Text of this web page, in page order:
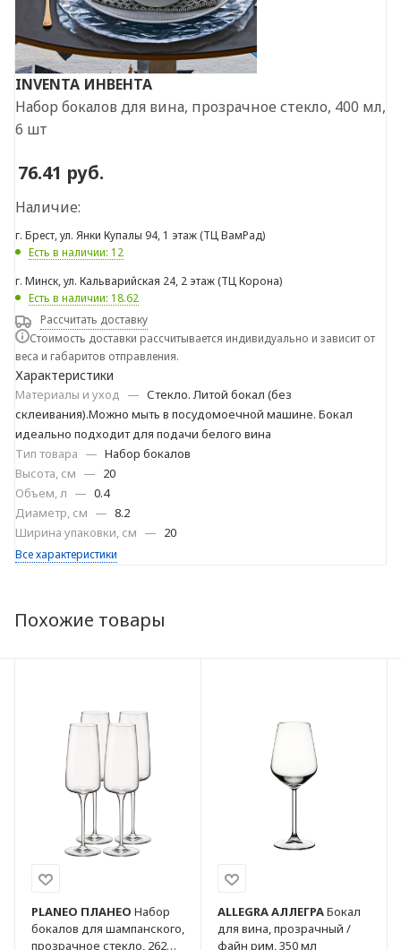
INVENTA ИНВЕНТА
Набор бокалов для вина, прозрачное стекло, 400 мл,
6 шт
76.41 руб.
Наличие:
г. Брест, ул. Янки Купалы 94, 1 этаж (ТЦ ВамРад)
Есть в наличии: 12
г. Минск, ул. Кальварийская 24, 2 этаж (ТЦ Корона)
Есть в наличии: 18.62
Рассчитать доставку
Стоимость доставки рассчитывается индивидуально и зависит от
веса и габаритов отправления.
Характеристики
Материалы и уход — Стекло. Литой бокал (без
склеивания).Можно мыть в посудомоечной машине. Бокал
идеально подходит для подачи белого вина
Тип товара — Набор бокалов
Высота, см — 20
Объем, л — 0.4
Диаметр, см — 8.2
Ширина упаковки, см — 20
Все характеристики
Похожие товары
PLANEO ПЛАНЕО Набор
бокалов для шампанского,
прозрачное стекло, 262
ALLEGRAАЛЛЕГРАБокал
для вина, прозрачный /
файн рим, 350 мл